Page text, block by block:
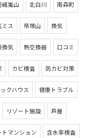
峨嵐山 北白川 南森町
ミス 帝塚山 換気
換気 熱交換器 口コミ
カビ検査 防カビ対策
クハウス 健康トラブル
リゾート施設 芦屋
トマンション 含水率検査